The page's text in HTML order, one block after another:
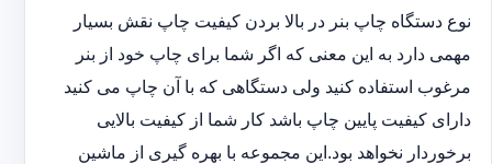
نوع دستگاه چاپ بنر در بالا بردن کیفیت چاپ نقش بسیار
مهمی دارد به این معنی که اگر شما برای چاپ خود از بنر
‏مرغوب استفاده کنید ولی دستگاهی که با آن چاپ می کنید
دارای کیفیت پایین چاپ باشد کار شما از کیفیت بالایی
برخوردار ‏نخواهد بود.این مجموعه با بهره گیری از ماشین